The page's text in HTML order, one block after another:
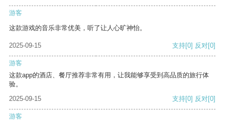
游客
这款游戏的音乐非常优美，听了让人心旷神怡。
2025-09-15 支持[0] 反对[0]
游客
这款app的酒店、餐厅推荐非常有用，让我能够享受到高品质的旅行体
验。
2025-09-15
支持[0] 反对[0]
游客